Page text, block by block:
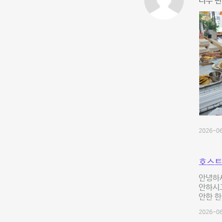
2026-
호스
안녕
안하시
안한
2026-